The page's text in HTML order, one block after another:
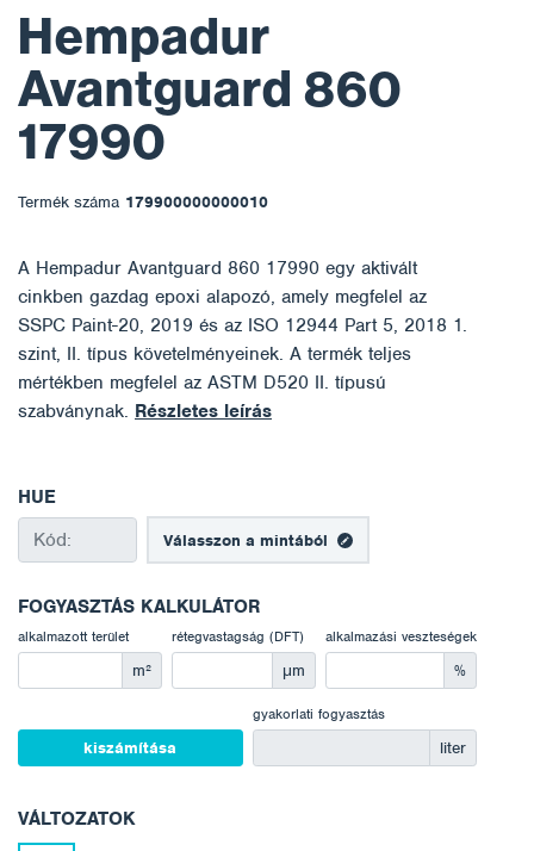
Hempadur
Avantguard 860
17990
Termék száma 179900000000010
A Hempadur Avantguard 860 17990 egy aktivált
cinkben gazdag epoxi alapozó, amely megfelel az
SSPC Paint-20, 2019 és az ISO 12944 Part 5, 2018 1.
szint, II. típus követelményeinek. A termék teljes
mértékben megfelel az ASTM D520 II. típusú
szabványnak. Részletes leírás
HUE
Válasszon a mintából
FOGYASZTÁS KALKULÁTOR
alkalmazott terület
m²
rétegvastagság (DFT)
μm
alkalmazási veszteségek
%
kiszámítása
gyakorlati fogyasztás
liter
VÁLTOZATOK